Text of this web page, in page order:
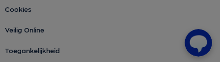
Cookies
Veilig Online
Toegankelijkheid